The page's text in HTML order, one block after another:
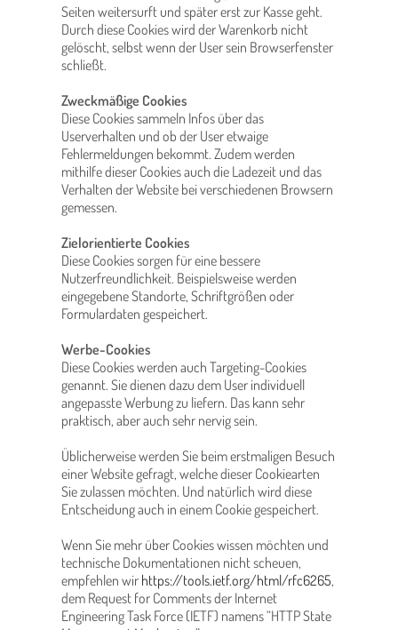
Seiten weitersurft und später erst zur Kasse geht.
Durch diese Cookies wird der Warenkorb nicht
gelöscht, selbst wenn der User sein Browserfenster
schließt.
Zweckmäßige Cookies
Diese Cookies sammeln Infos über das
Userverhalten und ob der User etwaige
Fehlermeldungen bekommt. Zudem werden
mithilfe dieser Cookies auch die Ladezeit und das
Verhalten der Website bei verschiedenen Browsern
gemessen.
Zielorientierte Cookies
Diese Cookies sorgen für eine bessere
Nutzerfreundlichkeit. Beispielsweise werden
eingegebene Standorte, Schriftgrößen oder
Formulardaten gespeichert.
Werbe-Cookies
Diese Cookies werden auch Targeting-Cookies
genannt. Sie dienen dazu dem User individuell
angepasste Werbung zu liefern. Das kann sehr
praktisch, aber auch sehr nervig sein.
Üblicherweise werden Sie beim erstmaligen Besuch
einer Website gefragt, welche dieser Cookiearten
Sie zulassen möchten. Und natürlich wird diese
Entscheidung auch in einem Cookie gespeichert.
Wenn Sie mehr über Cookies wissen möchten und
technische Dokumentationen nicht scheuen,
empfehlen wir https://tools.ietf.org/html/rfc6265,
dem Request for Comments der Internet
Engineering Task Force (IETF) namens “HTTP State